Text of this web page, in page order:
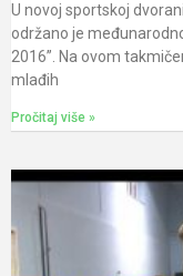
U novoj sportskoj
održano je
2016”. Na ovom
mlađih
Pročitaj više »